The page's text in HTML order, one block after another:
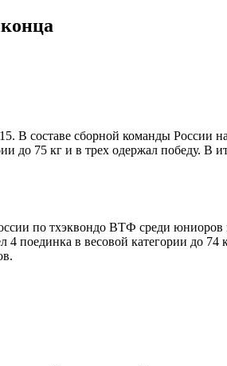
составе сборной команды России
75 кг и в трех одержал победу. В
по тхэквондо ВТФ среди
в весовой категории до 74